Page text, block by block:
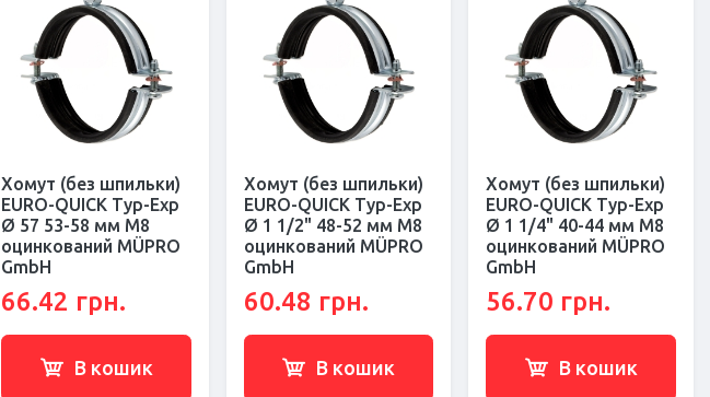
Хомут (без шпильки)
EURO-QUICK Typ-Exp
Ø 57 53-58 мм M8
оцинкований MÜPRO
GmbH
66.42 грн.
В кошик
Хомут (без шпильки)
EURO-QUICK Typ-Exp
Ø 1 1/2" 48-52 мм M8
оцинкований MÜPRO
GmbH
60.48 грн.
В кошик
Хомут (без шпильки)
EURO-QUICK Typ-Exp
Ø 1 1/4" 40-44 мм M8
оцинкований MÜPRO
GmbH
56.70 грн.
В кошик